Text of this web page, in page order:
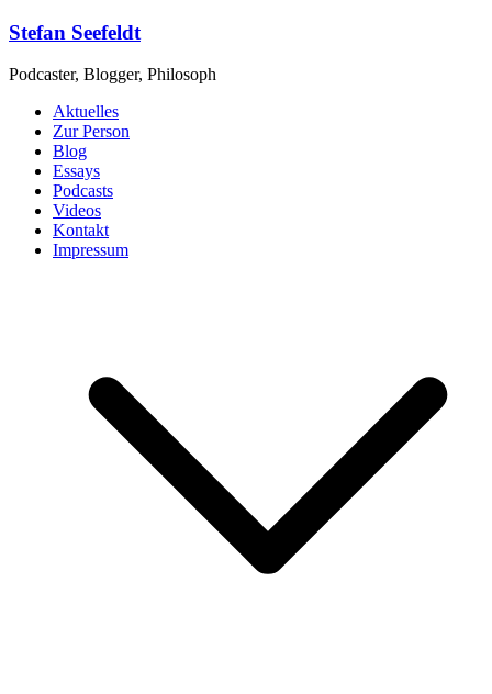
Zum
springen
Stefan Seefeldt
Podcaster, Blogger, Philosoph
Aktuelles
Zur Person
Blog
Essays
Podcasts
Videos
Kontakt
Impressum